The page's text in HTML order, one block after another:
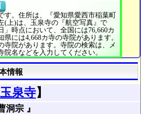
す。住所は、『愛知県愛西市稲葉町
(上)は、玉泉寺の『航空写真』で
」時点において、全国には76,660カ
には4,668カ寺の寺院があります。
寺院があります。寺院の検索は、メ
名などを入力してください。
情報
玉泉寺】
洞宗 』